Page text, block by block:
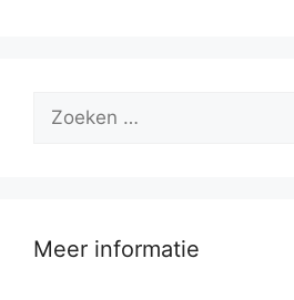
Zoek
Meer informatie